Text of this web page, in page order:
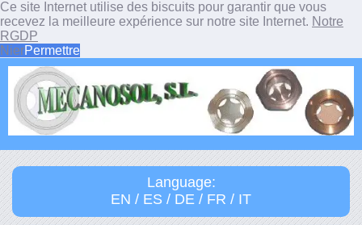
Ce site Internet utilise des biscuits pour garantir que vous
recevez la meilleure expérience sur notre site Internet. Notre
RGDP
NierPermettre
Language:
EN / ES / DE / FR / IT